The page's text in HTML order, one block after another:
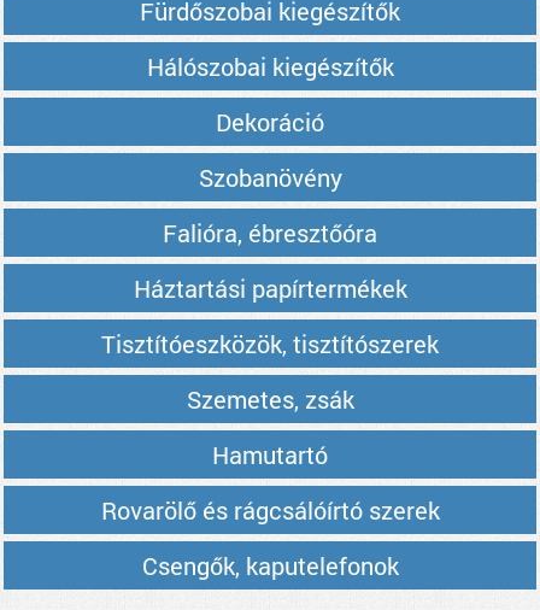
Fürdőszobai kiegészítők
Hálószobai kiegészítők
Dekoráció
Szobanövény
Falióra, ébresztőóra
Háztartási papírtermékek
Tisztítóeszközök, tisztítószerek
Szemetes, zsák
Hamutartó
Rovarölő és rágcsálóírtó szerek
Csengők, kaputelefonok